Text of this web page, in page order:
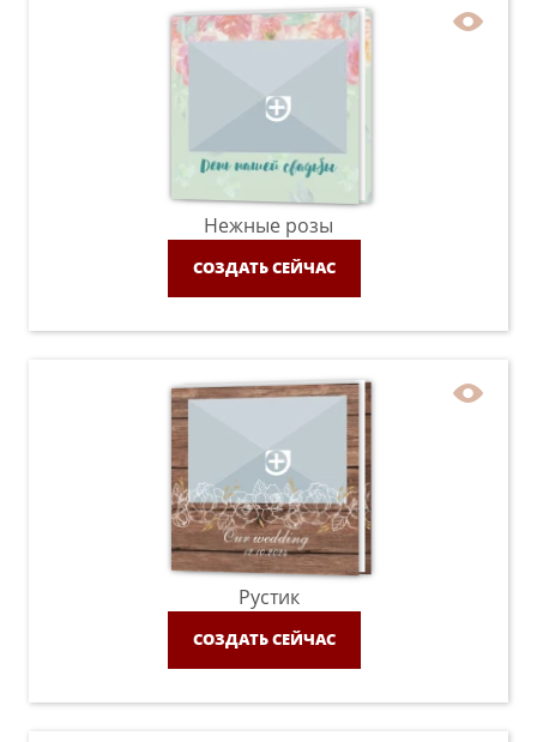
Нежные розы
СОЗДАТЬ СЕЙЧАС
Рустик
СОЗДАТЬ СЕЙЧАС